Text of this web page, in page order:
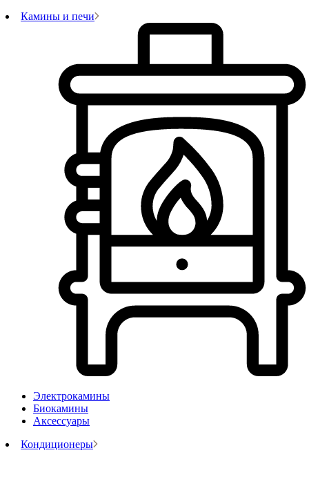
Камины и печи
Электрокамины
Биокамины
Аксессуары
Кондиционеры